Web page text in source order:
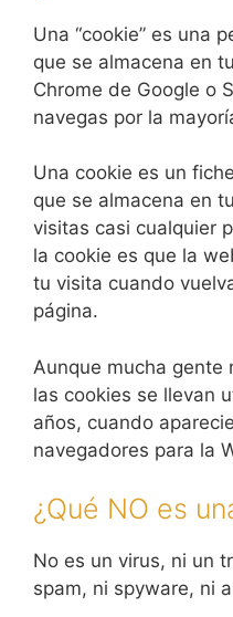
Una “cookie” es una
que se almacena en
Chrome de Google o
navegas por la
Una cookie es un
que se almacena en
visitas casi cualquier
la cookie es que la
tu visita cuando
página.
Aunque mucha gente
las cookies se llevan
años, cuando
navegadores para la
¿Qué NO es
No es un virus, ni un
spam, ni spyware, ni